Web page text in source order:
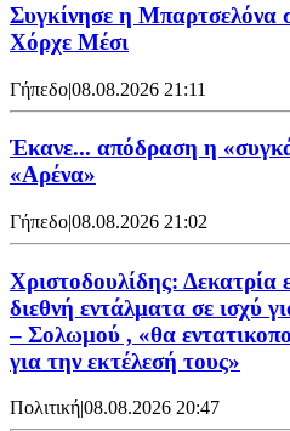
Συγκίνησε η Μπαρτσελόνα
Χόρχε Μέσι
Γήπεδο|08.08.2026 21:11
Έκανε... απόδραση η
«Αρένα»
Γήπεδο|08.08.2026 21:02
Χριστοδουλίδης: Δεκατρία
διεθνή εντάλματα σε ισχύ
– Σολωμού , «θα
για την εκτέλεσή τους»
Πολιτική|08.08.2026 20:47